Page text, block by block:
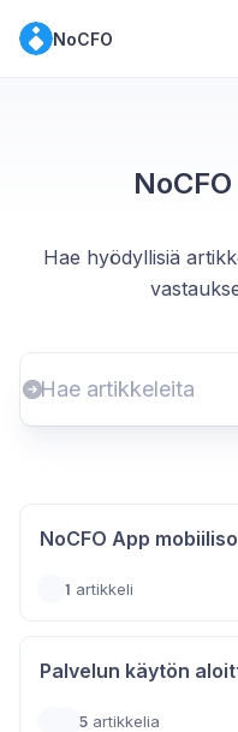
NoCFO
Hae hyödyllisiä
NoCFO App
1 artikkeli
Palvelun käytön
5 artikkelia